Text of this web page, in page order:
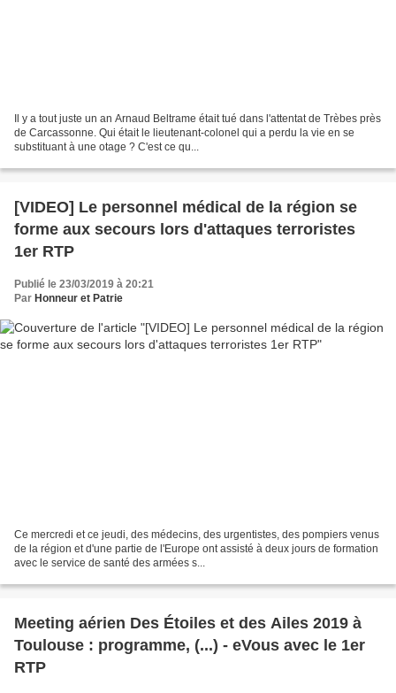
Il y a tout juste un an Arnaud Beltrame était tué dans l'attentat de Trèbes près
de Carcassonne. Qui était le lieutenant-colonel qui a perdu la vie en se
substituant à une otage ? C'est ce qu...
[VIDEO] Le personnel médical de la région se
forme aux secours lors d'attaques terroristes
1er RTP
Publié le 23/03/2019 à 20:21
Par Honneur et Patrie
Ce mercredi et ce jeudi, des médecins, des urgentistes, des pompiers venus
de la région et d'une partie de l'Europe ont assisté à deux jours de formation
avec le service de santé des armées s...
Meeting aérien Des Étoiles et des Ailes 2019 à
Toulouse : programme, (...) - eVous avec le 1er
RTP